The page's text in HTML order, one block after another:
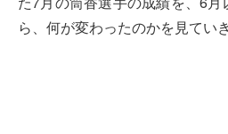
ら、何が変わったのかを見ていき